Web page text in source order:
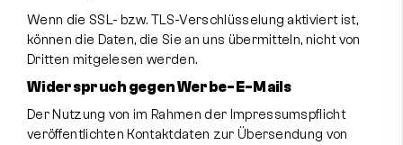
Wenn die SSL- bzw. TLS-Verschlüsselung aktiviert ist,
können die Daten, die Sie an uns übermitteln, nicht von
Dritten mitgelesen werden.
Widerspruch gegen Werbe-E-Mails
Der Nutzung von im Rahmen der Impressumspflicht
veröffentlichten Kontaktdaten zur Übersendung von